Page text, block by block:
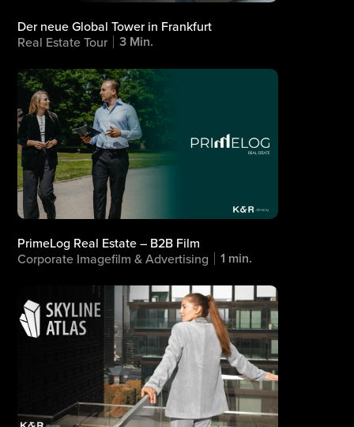
Der neue Global Tower in Frankfurt
Real Estate Tour
3 Min.
PrimeLog Real Estate – B2B Film
Corporate Imagefilm & Advertising
1 min.